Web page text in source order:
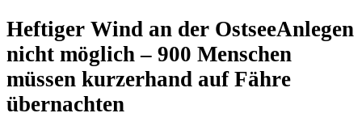
Heftiger Wind an der OstseeAnlegen
nicht möglich – 900 Menschen
müssen kurzerhand auf Fähre
übernachten